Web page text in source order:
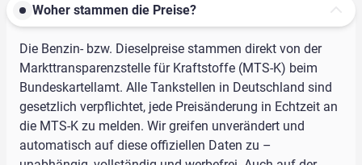
Woher stammen die Preise?
Die Benzin- bzw. Dieselpreise stammen direkt von der
Markttransparenzstelle für Kraftstoffe (MTS-K) beim
Bundeskartellamt. Alle Tankstellen in Deutschland sind
gesetzlich verpflichtet, jede Preisänderung in Echtzeit an
die MTS-K zu melden. Wir greifen unverändert und
automatisch auf diese offiziellen Daten zu –